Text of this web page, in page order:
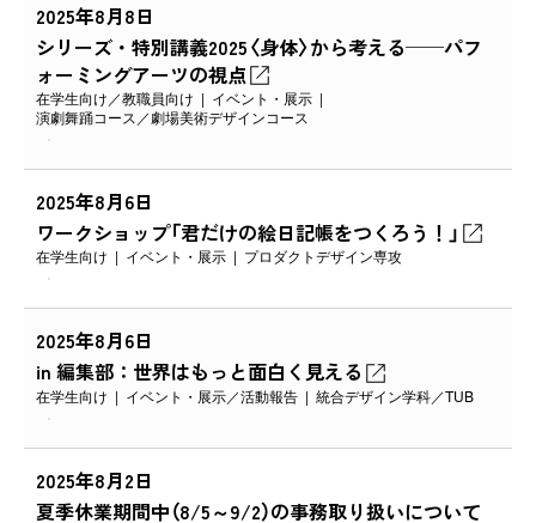
2025年8月8日
シリーズ・特別講義2025〈身体〉から考える──パフ
ォーミングアーツの視点
在学生向け 教職員向け
イベント・展示
演劇舞踊コース
劇場美術デザインコース
2025年8月6日
ワークショップ「君だけの絵日記帳をつくろう！」
在学生向け イベント・展示 プロダクトデザイン専攻
2025年8月6日
in 編集部：世界はもっと面白く見える
在学生向け イベント・展示 活動報告 統合デザイン学科 TUB
2025年8月2日
夏季休業期間中（8/5～9/2）の事務取り扱いについて